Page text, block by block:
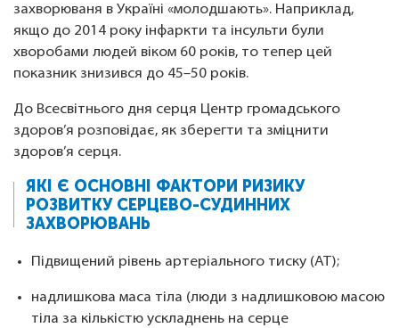
захворюваня в Україні «молодшають». Наприклад,
якщо до 2014 року інфаркти та інсульти були
хворобами людей віком 60 років, то тепер цей
показник знизився до 45–50 років.
До Всесвітнього дня серця Центр громадського
здоров’я розповідає, як зберегти та зміцнити
здоров’я серця.
ЯКІ Є ОСНОВНІ ФАКТОРИ РИЗИКУ
РОЗВИТКУ СЕРЦЕВО-СУДИННИХ
ЗАХВОРЮВАНЬ
Підвищений рівень артеріального тиску (АТ);
надлишкова маса тіла (люди з надлишковою масою
тіла за кількістю ускладнень на серце